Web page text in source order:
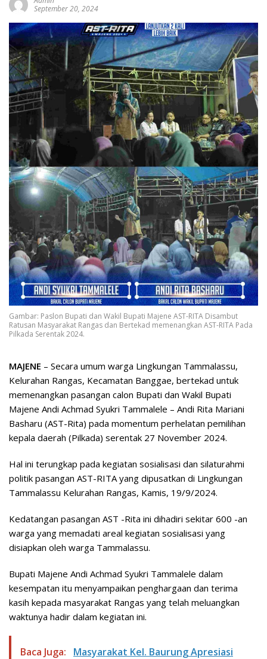
September 20, 2024
Gambar: Paslon Bupati dan Wakil Bupati Majene AST-RITA Disambut
Ratusan Masyarakat Rangas dan Bertekad memenangkan AST-RITA Pada
Pilkada Serentak 2024.
MAJENE – Secara umum warga Lingkungan Tammalassu,
Kelurahan Rangas, Kecamatan Banggae, bertekad untuk
memenangkan pasangan calon Bupati dan Wakil Bupati
Majene Andi Achmad Syukri Tammalele – Andi Rita Mariani
Basharu (AST-Rita) pada momentum perhelatan pemilihan
kepala daerah (Pilkada) serentak 27 November 2024.
Hal ini terungkap pada kegiatan sosialisasi dan silaturahmi
politik pasangan AST-RITA yang dipusatkan di Lingkungan
Tammalassu Kelurahan Rangas, Kamis, 19/9/2024.
Kedatangan pasangan AST -Rita ini dihadiri sekitar 600 -an
warga yang memadati areal kegiatan sosialisasi yang
disiapkan oleh warga Tammalassu.
Bupati Majene Andi Achmad Syukri Tammalele dalam
kesempatan itu menyampaikan penghargaan dan terima
kasih kepada masyarakat Rangas yang telah meluangkan
waktunya hadir dalam kegiatan ini.
Baca Juga:
Masyarakat Kel. Baurung Apresiasi